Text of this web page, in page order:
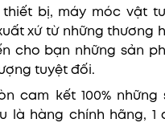
bị, máy móc vật
xứ từ những thương
cho bạn những sản
tuyệt đối.
cam kết 100% những
là hàng chính hãng, 1